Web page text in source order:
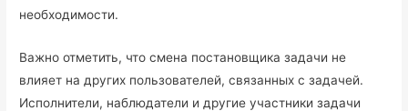
необходимости.
Важно отметить, что смена постановщика задачи не
влияет на других пользователей, связанных с задачей.
Исполнители, наблюдатели и другие участники задачи